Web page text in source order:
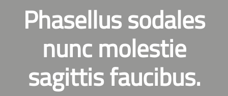
Phasellus sodales
nunc molestie
sagittis faucibus.